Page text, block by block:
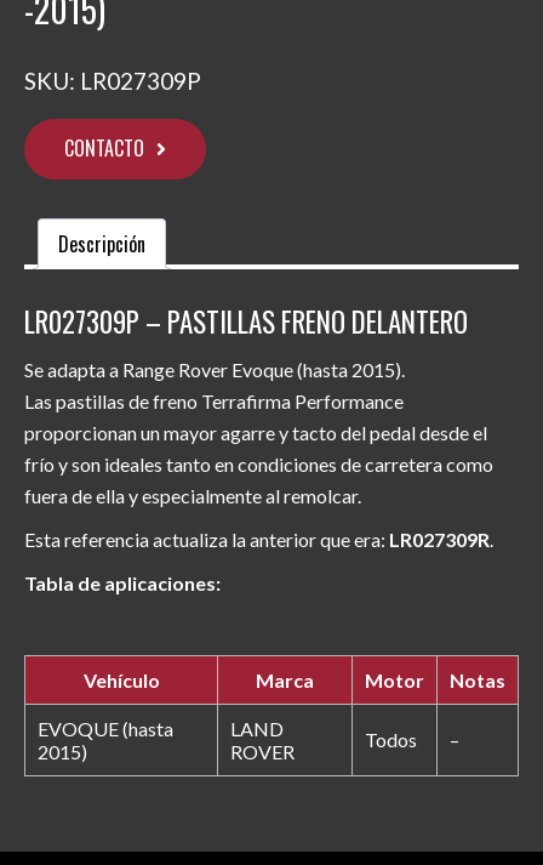
SKU: LR027309P
CONTACTO
Descripción
LR027309P – PASTILLAS FRENO DELANTERO
Se adapta a Range Rover Evoque (hasta 2015).
Las pastillas de freno Terrafirma Performance
proporcionan un mayor agarre y tacto del pedal desde el
frío y son ideales tanto en condiciones de carretera como
fuera de ella y especialmente al remolcar.
Esta referencia actualiza la anterior que era: LR027309R.
Tabla de aplicaciones:
Vehículo Marca Motor Notas
EVOQUE (hasta
2015)
LAND
ROVER
Todos –